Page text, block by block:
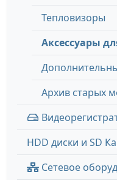
Тепловизоры
Аксессуары
Архив старых
HDD диски и SD
Сетевое